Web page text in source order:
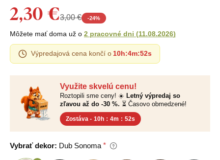
Využite skvelú cenu!
Roztopili sme ceny! ☀️ Letný výpredaj so
zľavou až do -30 %. ⏳ Časovo obmedzené!
Zostáva - 10h : 4m : 51s
Vybrať dekor: Dub Sonoma
2,30 €3,00 € -24%
Môžete mať doma už o 2 pracovné dni (11.08.2026)
Výpredajová cena končí o 10h:4m:51s